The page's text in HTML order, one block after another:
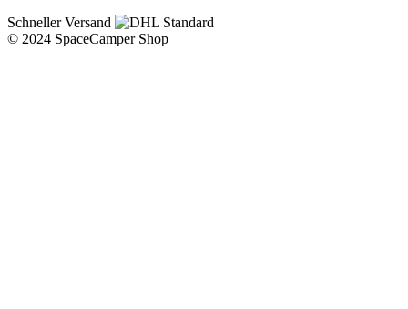
Schneller Versand
© 2024 SpaceCamper Shop